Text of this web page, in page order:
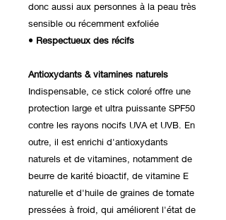
donc aussi aux personnes à la peau très
sensible ou récemment exfoliée
• Respectueux des récifs
Antioxydants & vitamines naturels
Indispensable, ce stick coloré offre une
protection large et ultra puissante SPF50
contre les rayons nocifs UVA et UVB. En
outre, il est enrichi d'antioxydants
naturels et de vitamines, notamment de
beurre de karité bioactif, de vitamine E
naturelle et d'huile de graines de tomate
pressées à froid, qui améliorent l'état de